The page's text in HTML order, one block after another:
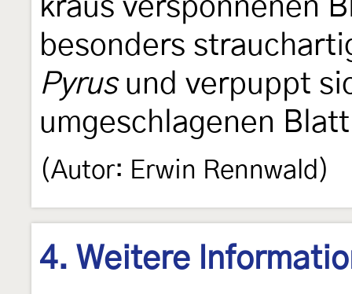
kraus versponnenen
besonders
Pyrusund verpuppt
umgeschlagenen
(Autor: Erwin Rennwald)
4. Weitere